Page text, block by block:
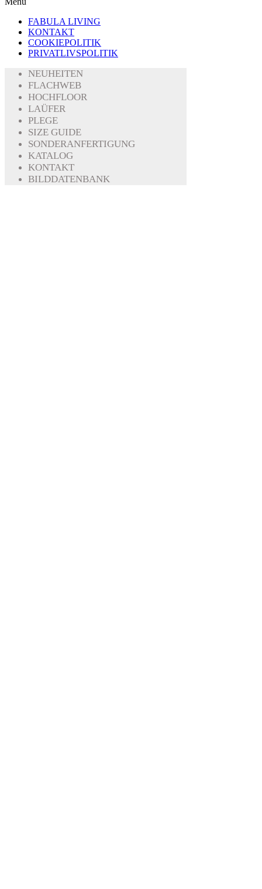
FABULA LIVING
KONTAKT
COOKIEPOLITIK
PRIVATLIVSPOLITIK
NEUHEITEN
FLACHWEB
HOCHFLOOR
LAÜFER
PLEGE
SIZE GUIDE
SONDERANFERTIGUNG
KATALOG
KONTAKT
BILDDATENBANK